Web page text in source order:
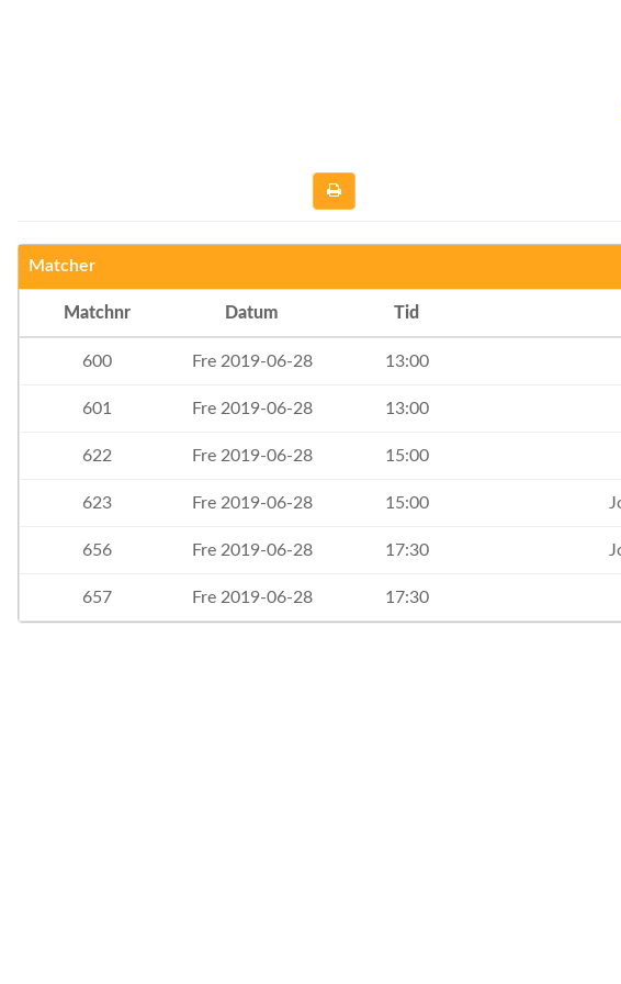
Matcher
Matchnr Datum Tid
600 Fre 2019-06-28 13:00
601 Fre 2019-06-28 13:00
622 Fre 2019-06-28 15:00
623 Fre 2019-06-28 15:00
656 Fre 2019-06-28 17:30
657 Fre 2019-06-28 17:30